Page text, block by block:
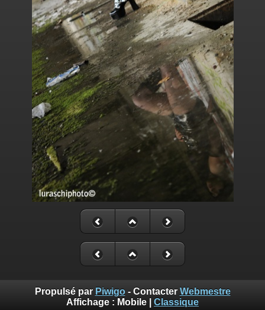
Propulsé par Piwigo- Contacter Webmestre
Affichage : Mobile Classique